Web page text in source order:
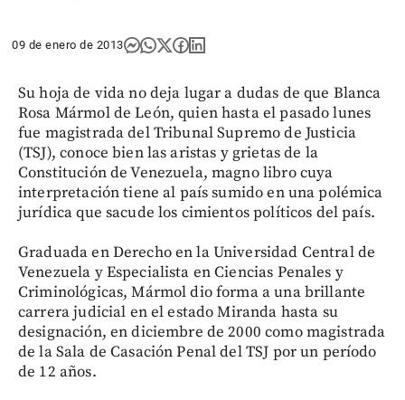
09 de enero de 2013
Su hoja de vida no deja lugar a dudas de que Blanca
Rosa Mármol de León, quien hasta el pasado lunes
fue magistrada del Tribunal Supremo de Justicia
(TSJ), conoce bien las aristas y grietas de la
Constitución de Venezuela, magno libro cuya
interpretación tiene al país sumido en una polémica
jurídica que sacude los cimientos políticos del país.
Graduada en Derecho en la Universidad Central de
Venezuela y Especialista en Ciencias Penales y
Criminológicas, Mármol dio forma a una brillante
carrera judicial en el estado Miranda hasta su
designación, en diciembre de 2000 como magistrada
de la Sala de Casación Penal del TSJ por un período
de 12 años.